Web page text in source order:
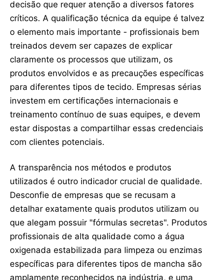
decisão que requer atenção a diversos fatores
críticos. A qualificação técnica da equipe é talvez
o elemento mais importante - profissionais bem
treinados devem ser capazes de explicar
claramente os processos que utilizam, os
produtos envolvidos e as precauções específicas
para diferentes tipos de tecido. Empresas sérias
investem em certificações internacionais e
treinamento contínuo de suas equipes, e devem
estar dispostas a compartilhar essas credenciais
com clientes potenciais.
A transparência nos métodos e produtos
utilizados é outro indicador crucial de qualidade.
Desconfie de empresas que se recusam a
detalhar exatamente quais produtos utilizam ou
que alegam possuir "fórmulas secretas". Produtos
profissionais de alta qualidade como a água
oxigenada estabilizada para limpeza ou enzimas
específicas para diferentes tipos de mancha são
amplamente reconhecidos na indústria, e uma